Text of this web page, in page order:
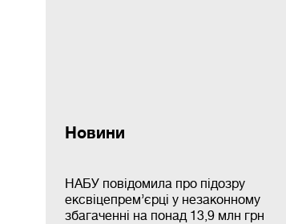
Новини
НАБУ повідомила про підозру
ексвіцепрем’єрці у незаконному
збагаченні на понад 13,9 млн грн